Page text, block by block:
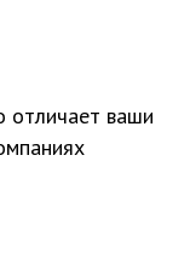
отличает ваши